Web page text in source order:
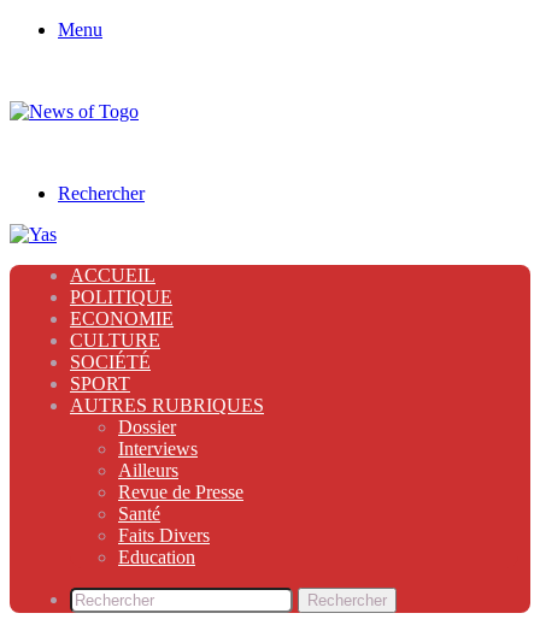
Menu
Rechercher
ACCUEIL
POLITIQUE
ECONOMIE
CULTURE
SOCIÉTÉ
SPORT
AUTRES RUBRIQUES
Dossier
Interviews
Ailleurs
Revue de Presse
Santé
Faits Divers
Education
Rechercher